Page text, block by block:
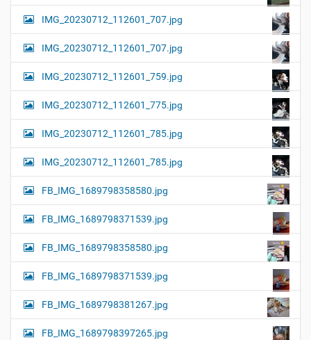
IMG_20230712_112601_707.jpg
IMG_20230712_112601_707.jpg
IMG_20230712_112601_759.jpg
IMG_20230712_112601_775.jpg
IMG_20230712_112601_785.jpg
IMG_20230712_112601_785.jpg
FB_IMG_1689798358580.jpg
FB_IMG_1689798371539.jpg
FB_IMG_1689798358580.jpg
FB_IMG_1689798371539.jpg
FB_IMG_1689798381267.jpg
FB_IMG_1689798397265.jpg